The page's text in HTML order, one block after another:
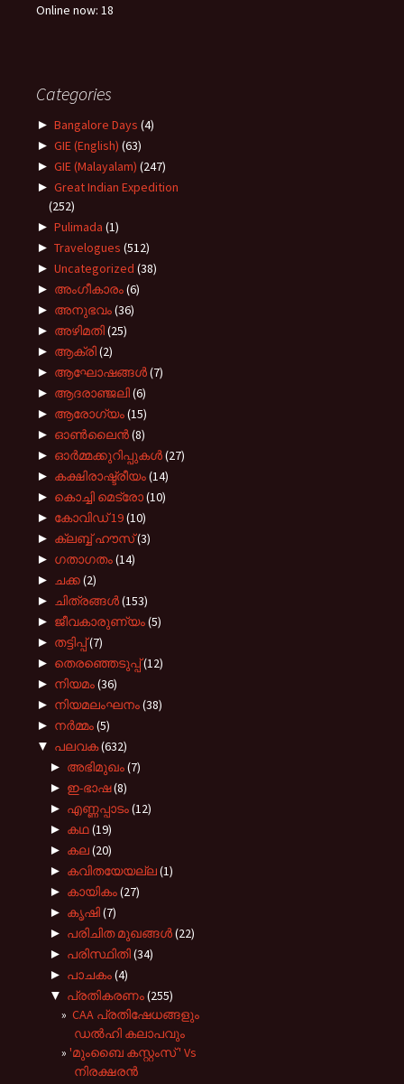
Online now: 18
Categories
► Bangalore Days (4)
► GIE (English) (63)
► GIE (Malayalam) (247)
► Great Indian Expedition
(252)
► Pulimada (1)
► Travelogues (512)
► Uncategorized (38)
► അംഗീകാരം(6)
► അനുഭവം(36)
► അഴിമതി(25)
► ആക്രി(2)
► ആഘോഷങ്ങൾ(7)
► ആദരാഞ്ജലി(6)
► ആരോഗ്യം(15)
► ഓൺലൈൻ(8)
► ഓർമ്മക്കുറിപ്പുകൾ(27)
► കക്ഷിരാഷ്ട്രീയം(14)
► കൊച്ചി മെട്രോ(10)
► കോവിഡ് 19(10)
► ക്ലബ്ബ് ഹൗസ്(3)
► ഗതാഗതം(14)
► ചക്ക(2)
► ചിത്രങ്ങൾ(153)
► ജീവകാരുണ്യം(5)
► തട്ടിപ്പ്(7)
► തെരഞ്ഞെടുപ്പ്(12)
► നിയമം(36)
► നിയമലംഘനം(38)
► നർമ്മം(5)
▼ പലവക(632)
► അഭിമുഖം(7)
► ഇ-ഭാഷ(8)
► എണ്ണപ്പാടം(12)
► കഥ(19)
► കല(20)
► കവിതയേയല്ല(1)
► കായികം(27)
► കൃഷി(7)
► പരിചിത മുഖങ്ങള്‍(22)
► പരിസ്ഥിതി(34)
► പാചകം(4)
▼ പ്രതികരണം(255)
CAA പ്രതിഷേധങ്ങളും
ഡൽഹി കലാപവും
'മുംബൈ കസ്റ്റംസ് ' Vs
നിരക്ഷരൻ